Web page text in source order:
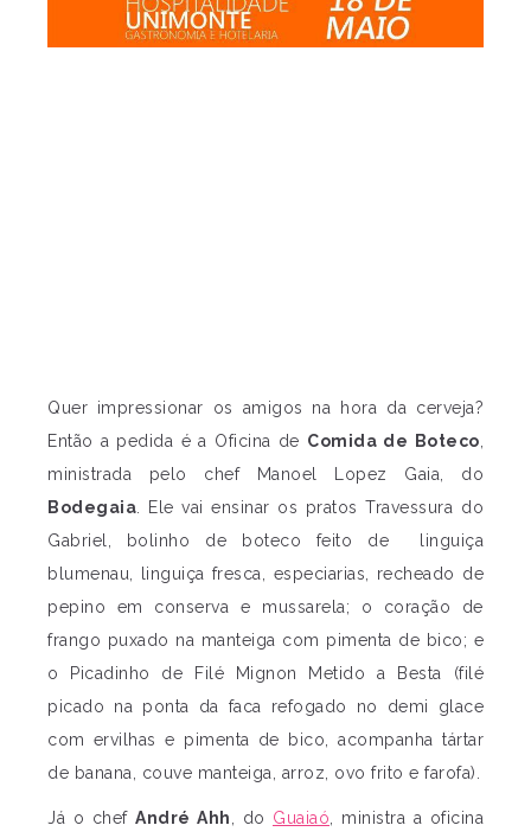
Quer impressionar os amigos na hora da cerveja?
Então a pedida é a Oficina de Comida de Boteco,
ministrada pelo chef Manoel Lopez Gaia, do
Bodegaia. Ele vai ensinar os pratos Travessura do
Gabriel, bolinho de boteco feito de linguiça
blumenau, linguiça fresca, especiarias, recheado de
pepino em conserva e mussarela; o coração de
frango puxado na manteiga com pimenta de bico; e
o Picadinho de Filé Mignon Metido a Besta (filé
picado na ponta da faca refogado no demi glace
com ervilhas e pimenta de bico, acompanha tártar
de banana, couve manteiga, arroz, ovo frito e farofa).
Já o chef André Ahh, do Guaiaó, ministra a oficina